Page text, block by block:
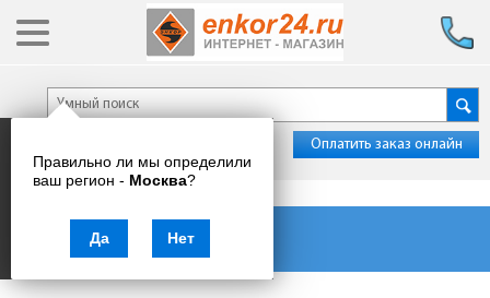
Правильно ли мы определили
ваш регион - Москва?
Да Нет
Оплатить заказ онлайн
Каталог товаров